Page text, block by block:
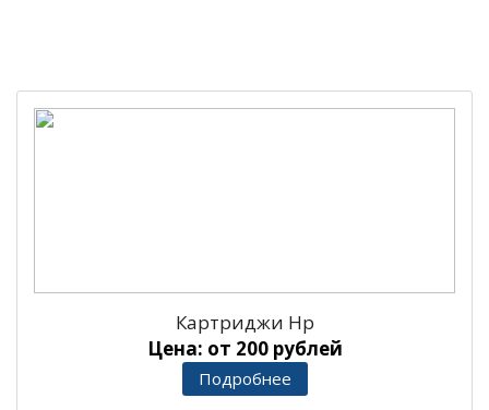
Картриджи Hp
Цена: от 200 рублей
Подробнее